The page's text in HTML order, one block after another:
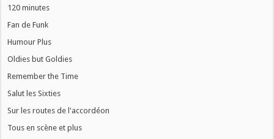
120 minutes
Fan de Funk
Humour Plus
Oldies but Goldies
Remember the Time
Salut les Sixties
Sur les routes de l'accordéon
Tous en scène et plus